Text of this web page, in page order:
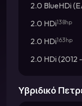
2.0 BlueHDi
2.0 HDi138hp
2.0 HDi163hp
2.0 HDi (2012
Υβριδικό